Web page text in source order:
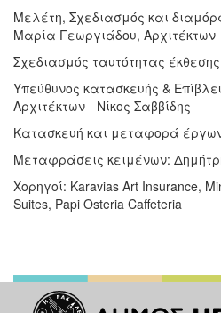
Μελέτη, Σχεδιασμός και
Μαρία Γεωργιάδου, Αρχιτέκτων
Σχεδιασμός ταυτότητας
Υπεύθυνος κατασκευής &
Αρχιτέκτων - Νίκος Σαββίδης
Κατασκευή και μεταφορά
Μεταφράσεις κειμένων:
Χορηγοί: Karavias Art Insurance,
Suites, Papi Osteria Caffeteria